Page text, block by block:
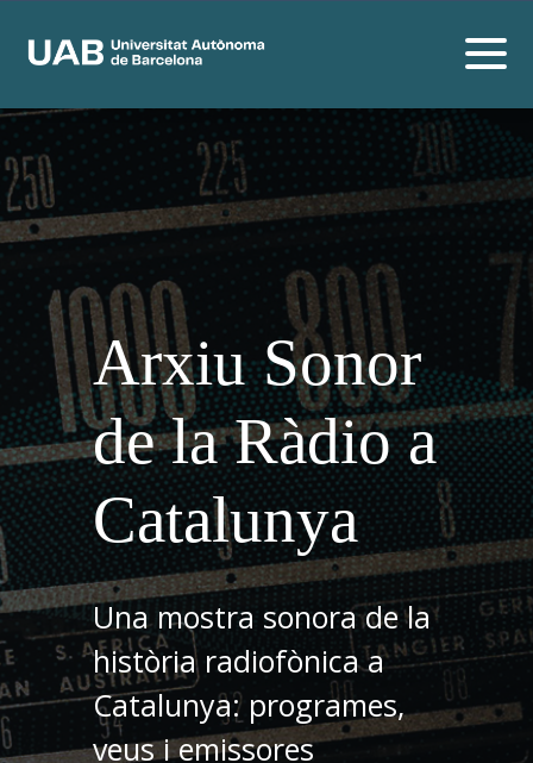
Arxiu Sonor
de la Ràdio a
Catalunya
Una mostra sonora de la
història radiofònica a
Catalunya: programes,
veus i emissores